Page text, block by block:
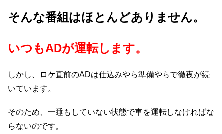
そんな番組はほとんどありません。
いつもADが運転します。
しかし、ロケ直前のADは仕込みやら準備やらで徹夜が続
いています。
そのため、一睡もしていない状態で車を運転しなければな
らないのです。